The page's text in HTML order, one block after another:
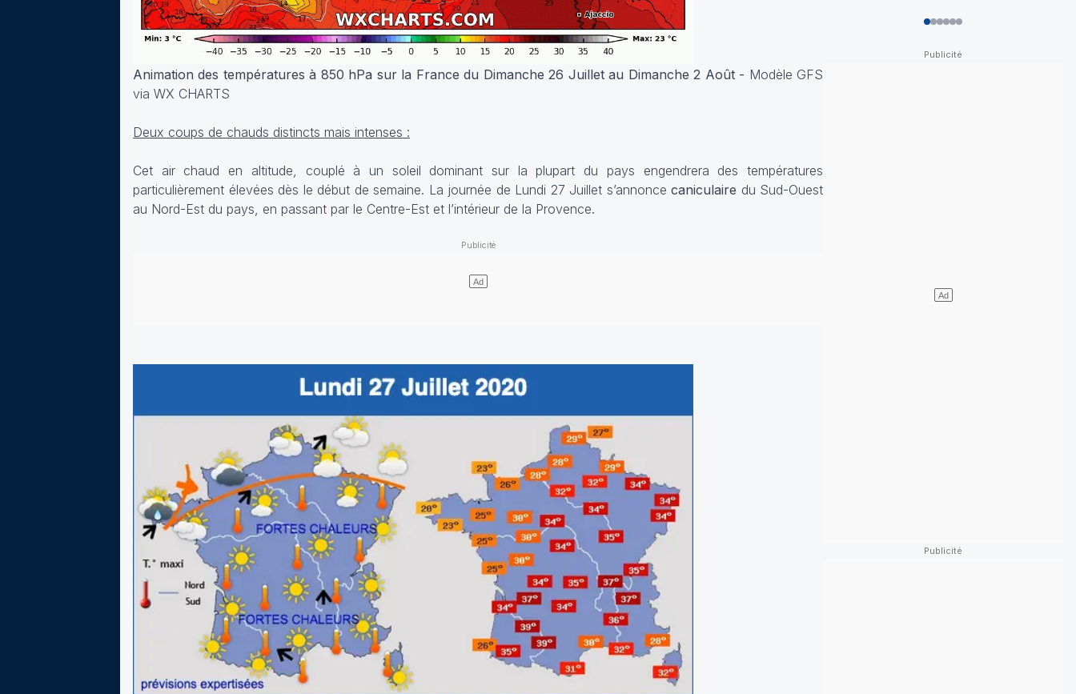
Animation des températures à 850 hPa sur la France du Dimanche 26 Juillet au Dimanche 2 Août - Modèle GFS
via WX CHARTS
Deux coups de chauds distincts mais intenses :
Cet air chaud en altitude, couplé à un soleil dominant sur la plupart du pays engendrera des températures
particulièrement élevées dès le début de semaine. La journée de Lundi 27 Juillet s’annonce caniculaire du Sud-Ouest
au Nord-Est du pays, en passant par le Centre-Est et l’intérieur de la Provence.
012345